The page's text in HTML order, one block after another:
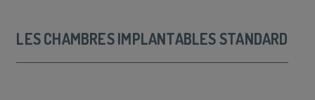
LES CHAMBRES IMPLANTABLES STANDARD